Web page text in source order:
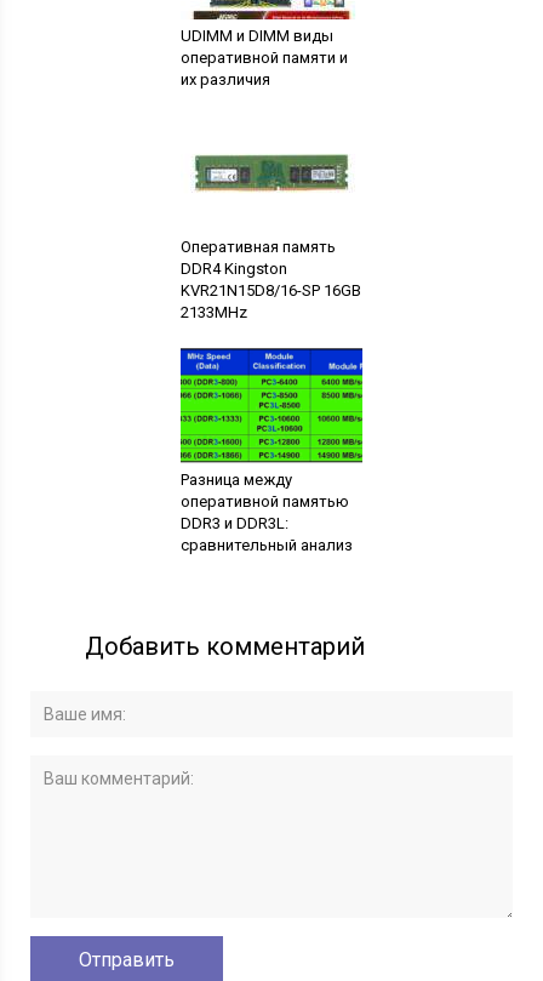
UDIMM и DIMM виды
оперативной памяти и
их различия
Оперативная память
DDR4 Kingston
KVR21N15D8/16-SP 16GB
2133MHz
Разница между
оперативной памятью
DDR3 и DDR3L:
сравнительный анализ
Добавить комментарий